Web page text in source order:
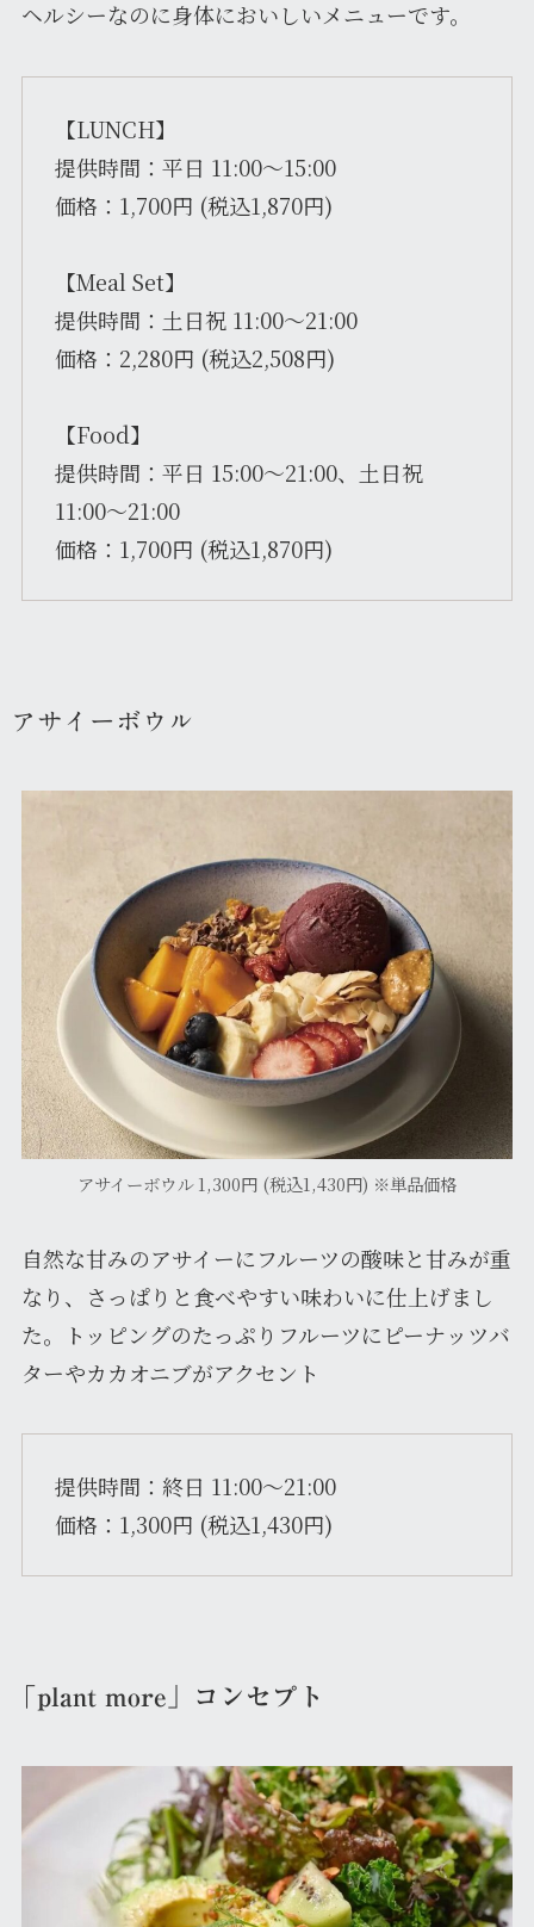
ヘルシーなのに身体においしいメニューです。
【LUNCH】
提供時間：平日 11:00〜15:00
価格：1,700円 (税込1,870円)
【Meal Set】
提供時間：土日祝 11:00〜21:00
価格：2,280円 (税込2,508円)
【Food】
提供時間：平日 15:00〜21:00、土日祝
11:00〜21:00
価格：1,700円 (税込1,870円)
アサイーボウル
アサイーボウル 1,300円 (税込1,430円) ※単品価格
自然な甘みのアサイーにフルーツの酸味と甘みが重
なり、さっぱりと食べやすい味わいに仕上げまし
た。トッピングのたっぷりフルーツにピーナッツバ
ターやカカオニブがアクセント
提供時間：終日 11:00〜21:00
価格：1,300円 (税込1,430円)
「plant more」コンセプト